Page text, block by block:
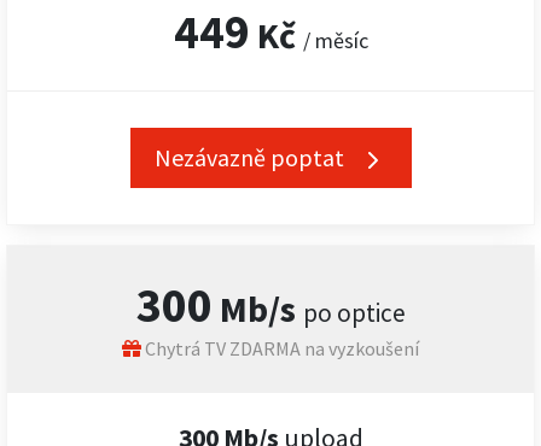
300 Mb/s po optice
Chytrá TV ZDARMA na vyzkoušení
300 Mb/s upload
449 Kč / měsíc
Nezávazně poptat